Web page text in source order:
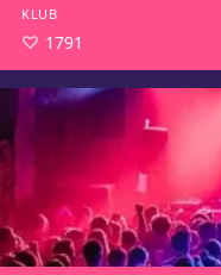
KLUB
1791